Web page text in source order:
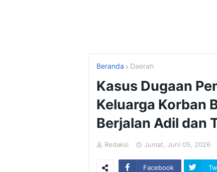
Beranda Daerah
Kasus Dugaan
Keluarga Korban
Berjalan Adil dan
Redaksi Jumat, Juni 05, 2026
Facebook